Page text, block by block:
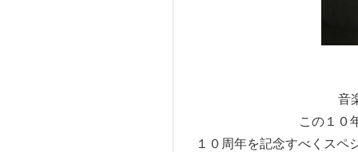
音
この１０
１０周年を記念すべくスペ